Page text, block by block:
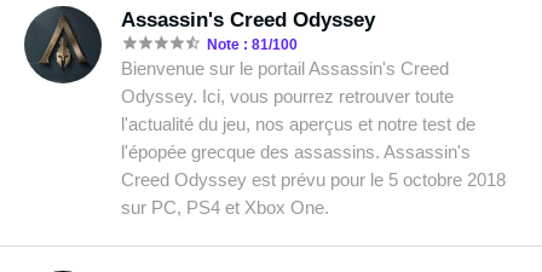
Assassin's Creed Odyssey
Note : 81/100
Bienvenue sur le portail Assassin's Creed
Odyssey. Ici, vous pourrez retrouver toute
l'actualité du jeu, nos aperçus et notre test de
l'épopée grecque des assassins. Assassin's
Creed Odyssey est prévu pour le 5 octobre 2018
sur PC, PS4 et Xbox One.